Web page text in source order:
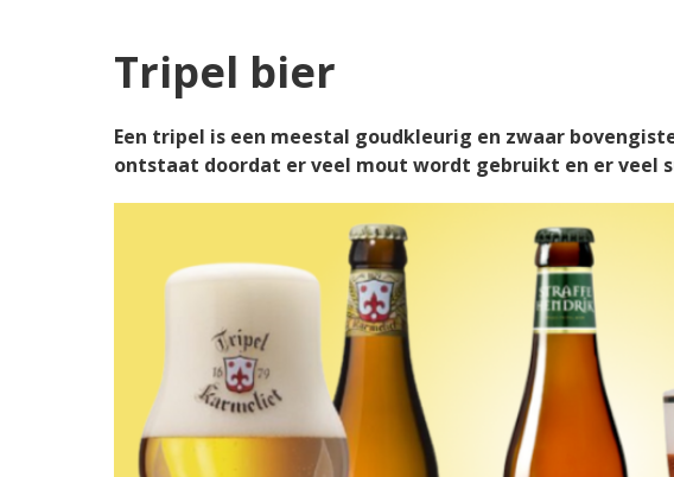
Tripel bier
Een tripel is een meestal goudkleurig en zwaar
ontstaat doordat er veel mout wordt gebruikt en er veel